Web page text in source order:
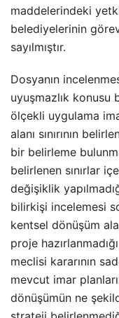
maddelerindeki
belediyelerinin
sayılmıştır.
Dosyanın
uyuşmazlık konusu
ölçekli uygulama
alanı sınırının
bir belirleme
belirlenen sınırlar
değişiklik
bilirkişi incelemesi
kentsel dönüşüm
proje
meclisi kararının
mevcut imar
dönüşümün ne